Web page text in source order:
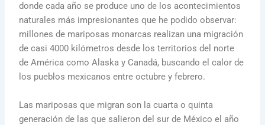
donde cada año se produce uno de los acontecimientos
naturales más impresionantes que he podido observar:
millones de mariposas monarcas realizan una migración
de casi 4000 kilómetros desde los territorios del norte
de América como Alaska y Canadá, buscando el calor de
los pueblos mexicanos entre octubre y febrero.
Las mariposas que migran son la cuarta o quinta
generación de las que salieron del sur de México el año